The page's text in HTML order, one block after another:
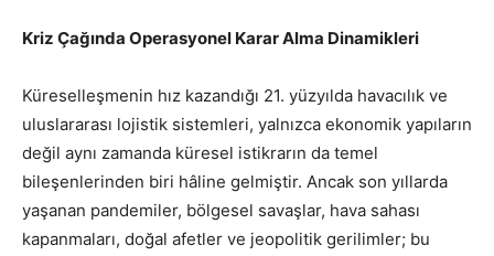
Kriz Çağında Operasyonel Karar Alma Dinamikleri
Küreselleşmenin hız kazandığı 21. yüzyılda havacılık ve
uluslararası lojistik sistemleri, yalnızca ekonomik yapıların
değil aynı zamanda küresel istikrarın da temel
bileşenlerinden biri hâline gelmiştir. Ancak son yıllarda
yaşanan pandemiler, bölgesel savaşlar, hava sahası
kapanmaları, doğal afetler ve jeopolitik gerilimler; bu